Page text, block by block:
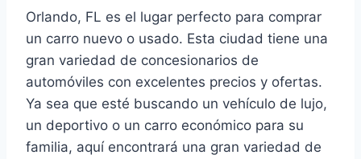
Orlando, FL es el lugar perfecto para comprar
un carro nuevo o usado. Esta ciudad tiene una
gran variedad de concesionarios de
automóviles con excelentes precios y ofertas.
Ya sea que esté buscando un vehículo de lujo,
un deportivo o un carro económico para su
familia, aquí encontrará una gran variedad de